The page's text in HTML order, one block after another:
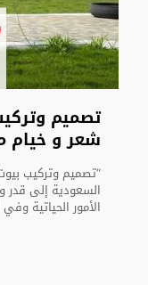
تصميم
شعر و خيام
“تصميم وتركيب
السعودية إلى قدر
الأمور الحياتية وفي